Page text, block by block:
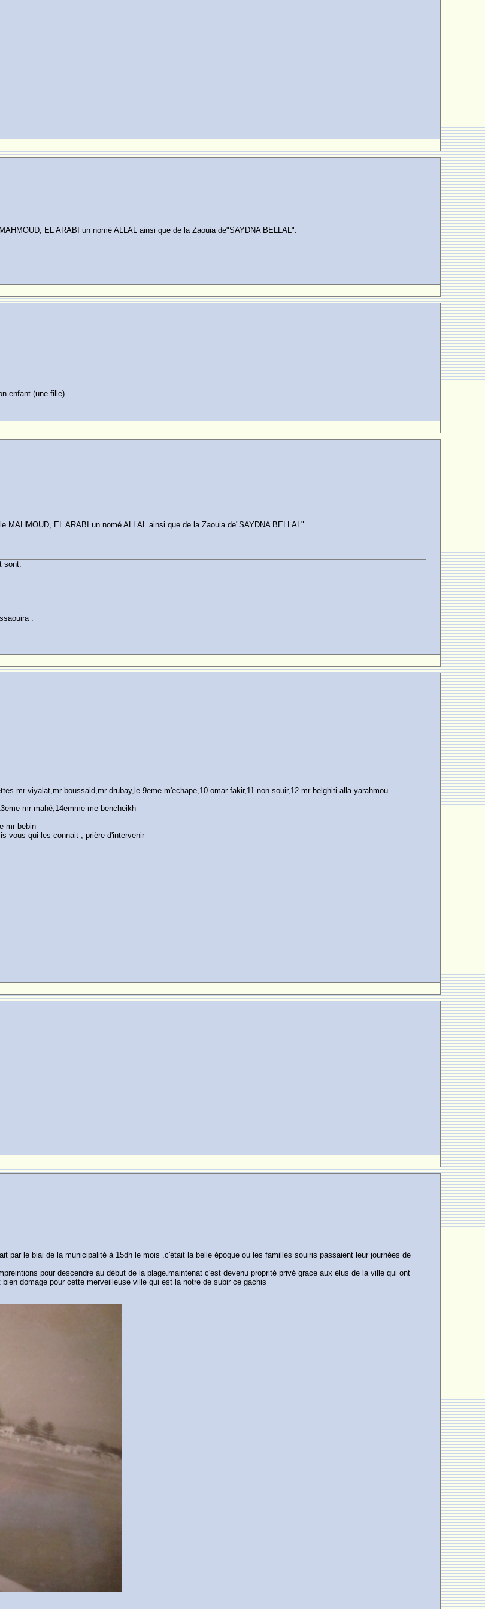
EL ARABI un nomé ALLAL ainsi que de la Zaouia de"SAYDNA BELLAL".
enfant (une fille)
EL ARABI un nomé ALLAL ainsi que de la Zaouia de"SAYDNA BELLAL".
sont:
.
mr viyalat,mr boussaid,mr drubay,le 9eme m'echape,10 omar fakir,11 non souir,12 mr belghiti alla yarahmou
mr mahé,14emme me bencheikh
mr bebin
vous qui les connait , prière d'intervenir
par le biai de la municipalité à 15dh le mois .c'était la belle époque ou les familles souiris passaient leur journées de
pour descendre au début de la plage.maintenat c'est devenu proprité privé grace aux élus de la ville qui ont
domage pour cette merveilleuse ville qui est la notre de subir ce gachis